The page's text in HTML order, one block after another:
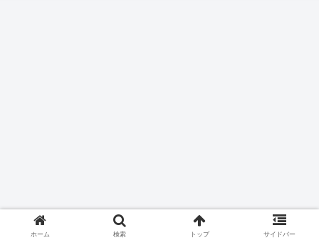
ホーム 検索 トップ サイドバー